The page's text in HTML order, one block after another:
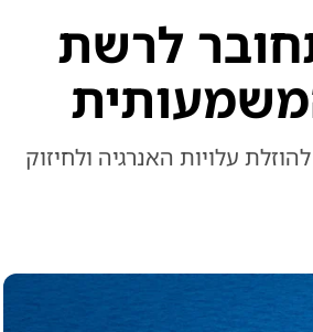
לרשת
עלויות האנרגיה ולחיזוק